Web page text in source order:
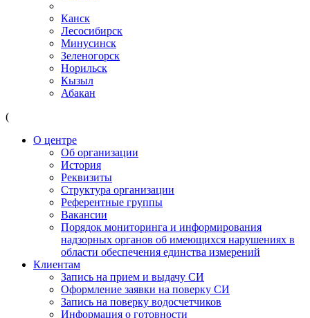
Канск
Лесосибирск
Минусинск
Зеленогорск
Норильск
Кызыл
Абакан
(
О центре
Об организации
История
Реквизиты
Структура организации
Референтные группы
Вакансии
Порядок мониторинга и информирования
надзорных органов об имеющихся нарушениях в
области обеспечения единства измерений
Клиентам
Запись на прием и выдачу СИ
Оформление заявки на поверку СИ
Запись на поверку водосчетчиков
Информация о готовности